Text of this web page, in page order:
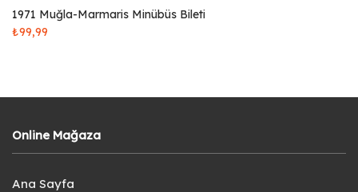
1971 Muğla-Marmaris Minübüs Bileti
₺99,99
Online Mağaza
Ana Sayfa